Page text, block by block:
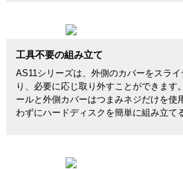
工具不要の組み立て
AS11シリーズは、外側のカバーをスラ
り、必要に応じ取り外すことができます
ールと外側カバーはつまみネジだけを使
わずにハードディスクを簡単に組み立て